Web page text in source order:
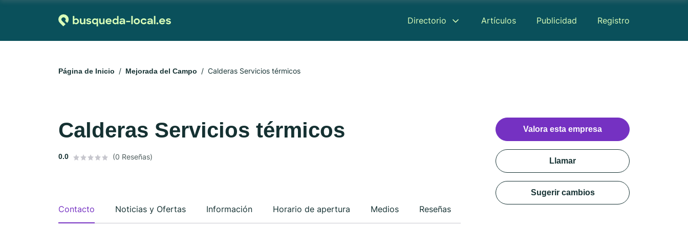
Directorio Artículos Publicidad Registro
Página de Inicio Mejorada del Campo Calderas Servicios térmicos
Calderas Servicios térmicos
0.0 (0 Reseñas)
Contacto Noticias y Ofertas Información Horario de apertura Medios Reseñas
Valora esta empresa
Llamar
Sugerir cambios